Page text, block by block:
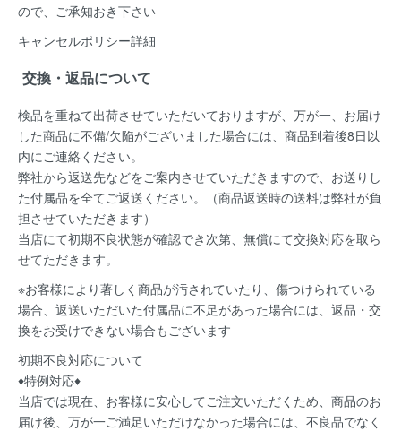
ので、ご承知おき下さい
キャンセルポリシー詳細
交換・返品について
検品を重ねて出荷させていただいておりますが、万が一、お届け
した商品に不備/欠陥がございました場合には、 商品到着後8日以
内にご連絡ください。
弊社から返送先などをご案内させていただきますので、お送りし
た付属品を全てご返送ください。（商品返送時の送料は弊社が負
担させていただきます）
当店にて初期不良状態が確認でき次第、無償にて交換対応を取ら
せてただきます。
※お客様により著しく商品が汚されていたり、傷つけられている
場合、返送いただいた付属品に不足があった場合には、返品・交
換をお受けできない場合もございます
初期不良対応について
♦特例対応♦
当店では現在、お客様に安心してご注文いただくため、商品のお
届け後、万が一ご満足いただけなかった場合には、不良品でなく